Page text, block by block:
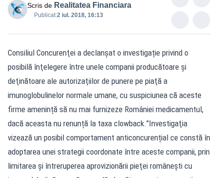
Scris de Realitatea Financiara
Publicat:2 iul. 2018, 16:13
Consiliul Concurenţei a declanșat o investigație privind o
posibilă înţelegere între unele companii producătoare şi
deţinătoare ale autorizaţiilor de punere pe piaţă a
imunoglobulinelor normale umane, cu suspiciunea că aceste
firme amenință să nu mai furnizeze României medicamentul,
dacă aceasta nu renunță la taxa clowback.”Investigaţia
vizează un posibil comportament anticoncurențial ce constă în
adoptarea unei strategii coordonate între aceste companii, prin
limitarea şi întreruperea aprovizionării pieţei româneşti cu